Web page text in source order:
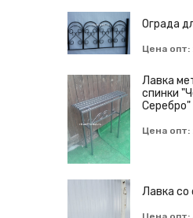
Ограда
Цена опт:
Лавка
спинки
Серебро"
Цена опт:
Лавка со